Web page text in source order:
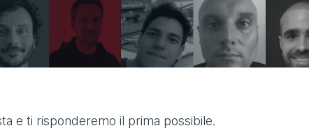
e ti risponderemo il prima possibile.